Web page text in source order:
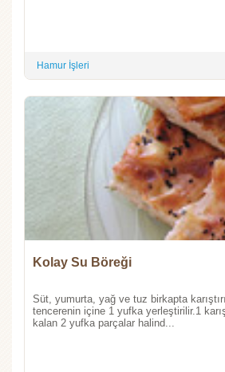
Hamur İşleri
Kolay Su Böreği
Süt, yumurta, yağ ve tuz birkapta
tencerenin içine 1 yufka yerleştirilir.1
kalan 2 yufka parçalar halind...